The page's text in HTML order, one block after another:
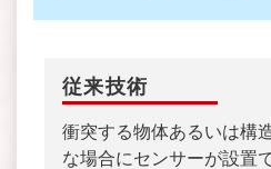
従来技術
衝突する物体あるいは構
な場合にセンサーが設置